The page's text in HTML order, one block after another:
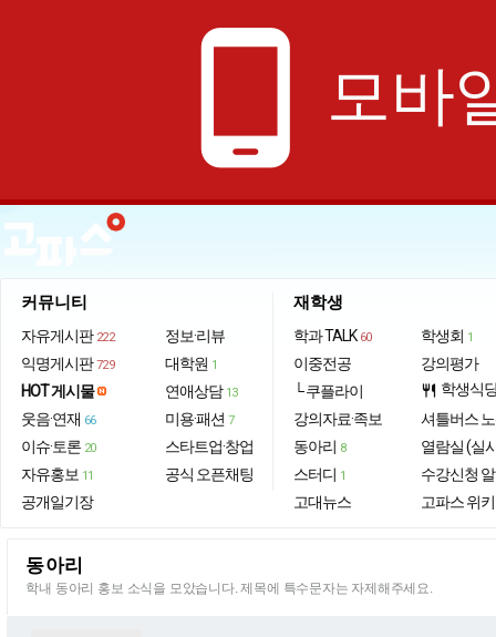
phone_android 모바
커뮤니티
자유게시판 222
익명게시판 729
HOT 게시물
웃음·연재 66
이슈·토론 20
자유홍보 11
공개일기장
정보·리뷰
대학원 1
연애상담 13
미용·패션 7
스타트업·창업
공식 오픈채팅
재학생
학과 TALK 60
이중전공
└ 쿠플라이
강의자료·족보
동아리 8
스터디 1
고대뉴스
학생회 1
강의평가
restaurant 학생식
셔틀버스
열람실 (실
수강신청
고파스 위키
동아리
학내 동아리 홍보 소식을 모았습니다. 제목에 특수문자는 자제해주세요.